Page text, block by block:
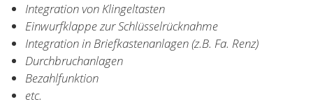
Integration von Klingeltasten
Einwurfklappe zur Schlüsselrücknahme
Integration in Briefkastenanlagen (z.B. Fa. Renz)
Durchbruchanlagen
Bezahlfunktion
etc.